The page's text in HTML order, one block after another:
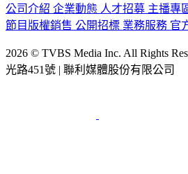
公司介紹 企業動態 人才招募 主播專
節目版權銷售 公開招標 業務服務 官
2026 © TVBS Media Inc. All Rights
光路451號 | 聯利媒體股份有限公司